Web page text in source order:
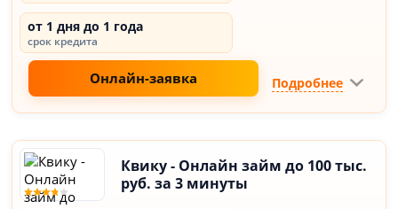
от 1 дня до 1 года
срок кредита
Онлайн-заявка Подробнее
Квику - Онлайн займ до 100 тыс.
руб. за 3 минуты